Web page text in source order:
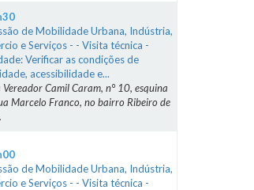
de Mobilidade Urbana, Indústria,
e Serviços - - Visita técnica -
Verificar as condições de
acessibilidade e...
Vereador Camil Caram, n° 10, esquina
Marcelo Franco, no bairro Ribeiro de
de Mobilidade Urbana, Indústria,
e Serviços - - Visita técnica -